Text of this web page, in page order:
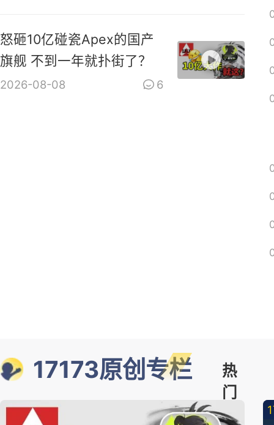
怒砸10亿碰瓷Apex的国产
旗舰 不到一年就扑街了？
2026-08-08 6
17173原创专栏
热
门
精